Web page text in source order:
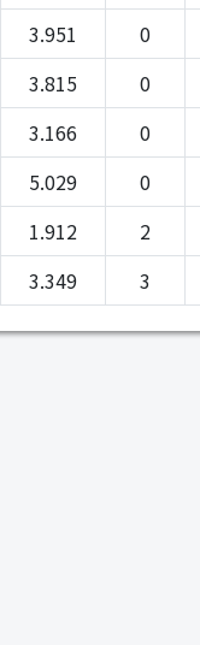
3.951 0
3.815 0
3.166 0
5.029 0
1.912 2
3.349 3